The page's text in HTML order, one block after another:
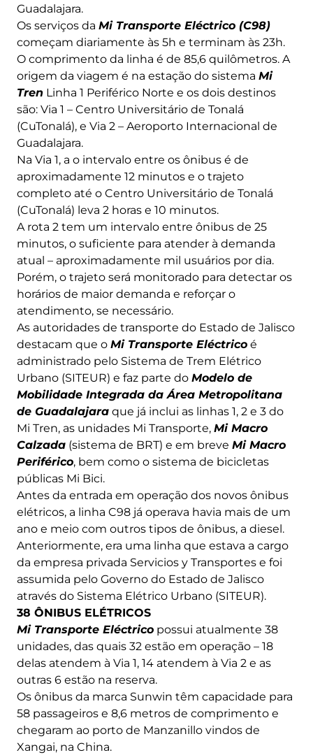
Guadalajara.
Os serviços da Mi Transporte Eléctrico (C98)
começam diariamente às 5h e terminam às 23h.
O comprimento da linha é de 85,6 quilômetros. A
origem da viagem é na estação do sistema Mi
Tren Linha 1 Periférico Norte e os dois destinos
são: Via 1 – Centro Universitário de Tonalá
(CuTonalá), e Via 2 – Aeroporto Internacional de
Guadalajara.
Na Via 1, a o intervalo entre os ônibus é de
aproximadamente 12 minutos e o trajeto
completo até o Centro Universitário de Tonalá
(CuTonalá) leva 2 horas e 10 minutos.
A rota 2 tem um intervalo entre ônibus de 25
minutos, o suficiente para atender à demanda
atual – aproximadamente mil usuários por dia.
Porém, o trajeto será monitorado para detectar os
horários de maior demanda e reforçar o
atendimento, se necessário.
As autoridades de transporte do Estado de Jalisco
destacam que o Mi Transporte Eléctrico é
administrado pelo Sistema de Trem Elétrico
Urbano (SITEUR) e faz parte do Modelo de
Mobilidade Integrada da Área Metropolitana
de Guadalajara que já inclui as linhas 1, 2 e 3 do
Mi Tren, as unidades Mi Transporte, Mi Macro
Calzada (sistema de BRT) e em breve Mi Macro
Periférico, bem como o sistema de bicicletas
públicas Mi Bici.
Antes da entrada em operação dos novos ônibus
elétricos, a linha C98 já operava havia mais de um
ano e meio com outros tipos de ônibus, a diesel.
Anteriormente, era uma linha que estava a cargo
da empresa privada Servicios y Transportes e foi
assumida pelo Governo do Estado de Jalisco
através do Sistema Elétrico Urbano (SITEUR).
38 ÔNIBUS ELÉTRICOS
Mi Transporte Eléctrico possui atualmente 38
unidades, das quais 32 estão em operação – 18
delas atendem à Via 1, 14 atendem à Via 2 e as
outras 6 estão na reserva.
Os ônibus da marca Sunwin têm capacidade para
58 passageiros e 8,6 metros de comprimento e
chegaram ao porto de Manzanillo vindos de
Xangai, na China.